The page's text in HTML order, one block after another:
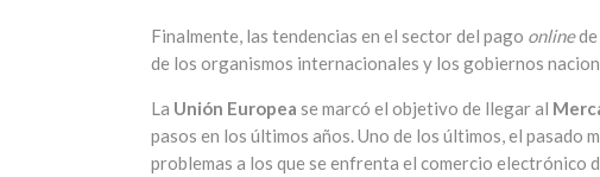
Finalmente, las tendencias en el sector del pago onlinede
de los organismos internacionales y los gobiernos
La Unión Europea se marcó el objetivo de llegar al
pasos en los últimos años. Uno de los últimos, el pasado
problemas a los que se enfrenta el comercio electrónico